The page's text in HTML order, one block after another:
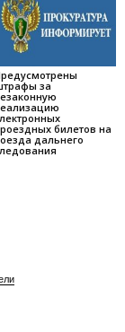
за
билетов на
дальнего